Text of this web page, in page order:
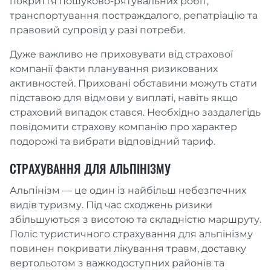
транспортування постраждалого, репатріацію та
правовий супровід у разі потреби.
Дуже важливо не приховувати від страхової
компанії факти планування ризикованих
активностей. Приховані обставини можуть стати
підставою для відмови у виплаті, навіть якщо
страховий випадок стався. Необхідно заздалегідь
повідомити страхову компанію про характер
подорожі та вибрати відповідний тариф.
СТРАХУВАННЯ ДЛЯ АЛЬПІНІЗМУ
Альпінізм — це один із найбільш небезпечних
видів туризму. Під час сходжень ризики
збільшуються з висотою та складністю маршруту.
Поліс туристичного страхування для альпінізму
повинен покривати лікування травм, доставку
вертольотом з важкодоступних районів та